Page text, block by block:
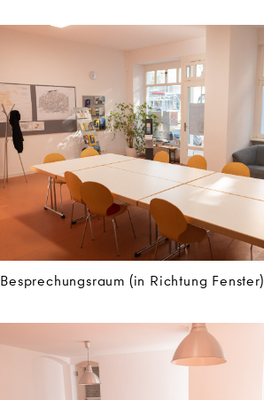
Besprechungsraum (in Richtung Fenster)